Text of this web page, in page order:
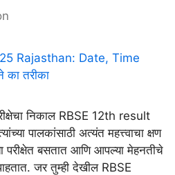
निकाल RBSE 12th result
पालकांसाठी अत्यंत महत्त्वाचा क्षण
या परीक्षेत बसतात आणि आपल्या मेहनतीचे
जर तुम्ही देखील RBSE